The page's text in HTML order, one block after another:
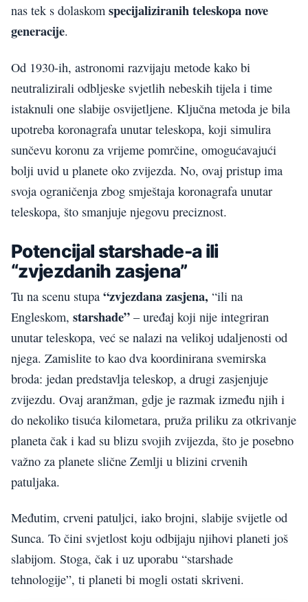
nas tek s dolaskom specijaliziranih teleskopa nove
generacije.
Od 1930-ih, astronomi razvijaju metode kako bi
neutralizirali odbljeske svjetlih nebeskih tijela i time
istaknuli one slabije osvijetljene. Ključna metoda je bila
upotreba koronagrafa unutar teleskopa, koji simulira
sunčevu koronu za vrijeme pomrčine, omogućavajući
bolji uvid u planete oko zvijezda. No, ovaj pristup ima
svoja ograničenja zbog smještaja koronagrafa unutar
teleskopa, što smanjuje njegovu preciznost.
Potencijal starshade-a ili
“zvjezdanih zasjena”
Tu na scenu stupa “zvjezdana zasjena, “ili na
Engleskom, starshade” – uređaj koji nije integriran
unutar teleskopa, već se nalazi na velikoj udaljenosti od
njega. Zamislite to kao dva koordinirana svemirska
broda: jedan predstavlja teleskop, a drugi zasjenjuje
zvijezdu. Ovaj aranžman, gdje je razmak između njih i
do nekoliko tisuća kilometara, pruža priliku za otkrivanje
planeta čak i kad su blizu svojih zvijezda, što je posebno
važno za planete slične Zemlji u blizini crvenih
patuljaka.
Međutim, crveni patuljci, iako brojni, slabije svijetle od
Sunca. To čini svjetlost koju odbijaju njihovi planeti još
slabijom. Stoga, čak i uz uporabu “starshade
tehnologije”, ti planeti bi mogli ostati skriveni.